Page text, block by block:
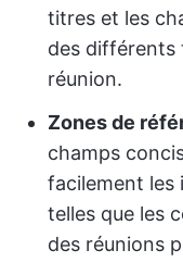
titres et les
des différents
réunion.
Zones de
champs
facilement
telles que les
des réunions